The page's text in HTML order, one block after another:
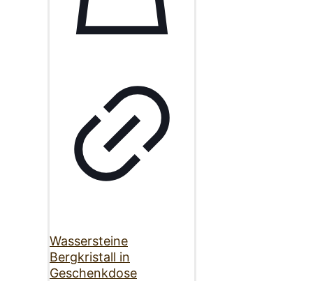
Wassersteine
Bergkristall in
Geschenkdose